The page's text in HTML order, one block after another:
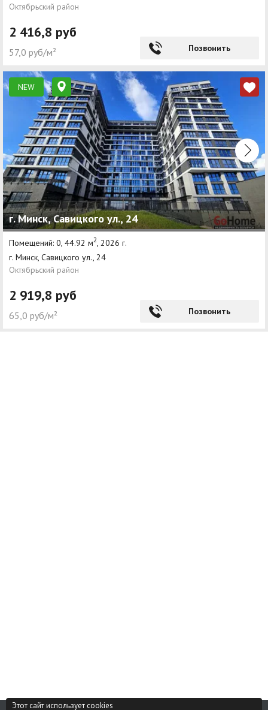
Октябрьский район
2 416,8 руб
57,0 руб/м² Позвонить
NEW
г. Минск, Савицкого ул., 24
Помещений: 0, 44.92 м2 , 2026 г.
г. Минск, Савицкого ул., 24
Октябрьский район
2 919,8 руб
65,0 руб/м² Позвонить
Этот сайт использует cookies